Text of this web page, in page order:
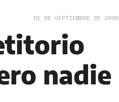
01 DE SEPTIEMBRE DE 2006
nadie